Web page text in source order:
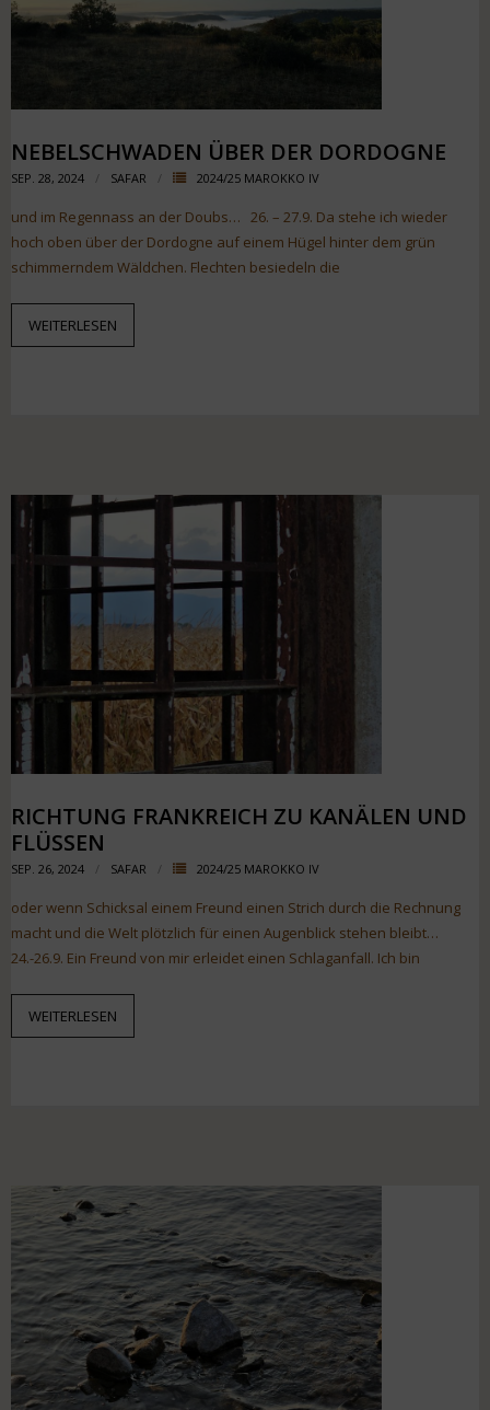
NEBELSCHWADEN ÜBER DER DORDOGNE
SEP. 28, 2024 SAFAR 2024/25 MAROKKO IV
und im Regennass an der Doubs… 26. – 27.9. Da stehe ich wieder
hoch oben über der Dordogne auf einem Hügel hinter dem grün
schimmerndem Wäldchen. Flechten besiedeln die
WEITERLESEN
RICHTUNG FRANKREICH ZU KANÄLEN UND
FLÜSSEN
SEP. 26, 2024 SAFAR 2024/25 MAROKKO IV
oder wenn Schicksal einem Freund einen Strich durch die Rechnung
macht und die Welt plötzlich für einen Augenblick stehen bleibt…
24.-26.9. Ein Freund von mir erleidet einen Schlaganfall. Ich bin
WEITERLESEN